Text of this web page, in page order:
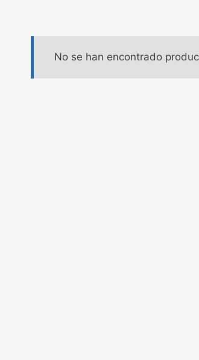
No se han encontrado